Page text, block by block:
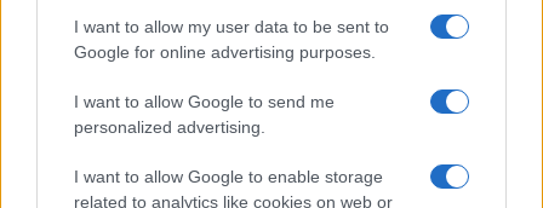
I want to allow my user data to be sent to
Google for online advertising purposes.
I want to allow Google to send me
personalized advertising.
I want to allow Google to enable storage
related to analytics like cookies on web or
Continua a leggere